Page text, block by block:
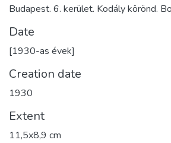
Budapest. 6. kerület. Kodály körönd.
Date
[1930-as évek]
Creation date
1930
Extent
11,5x8,9 cm